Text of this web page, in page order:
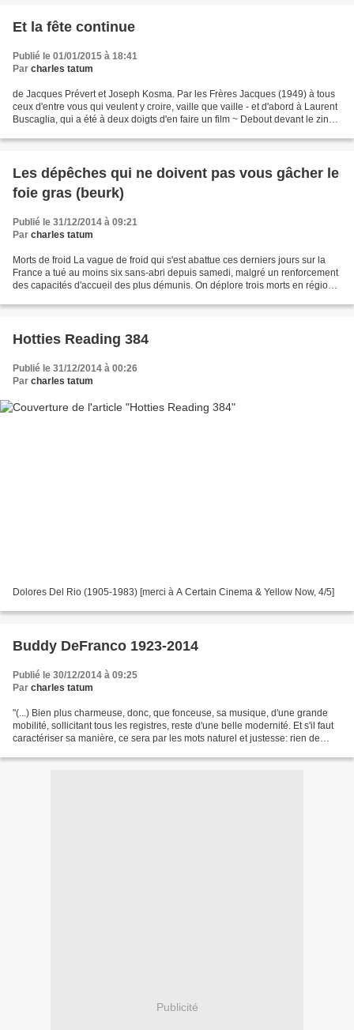
Et la fête continue
Publié le 01/01/2015 à 18:41
Par charles tatum
de Jacques Prévert et Joseph Kosma. Par les Frères Jacques (1949) à tous
ceux d'entre vous qui veulent y croire, vaille que vaille - et d'abord à Laurent
Buscaglia, qui a été à deux doigts d'en faire un film ~ Debout devant le zinc
Les dépêches qui ne doivent pas vous gâcher le
foie gras (beurk)
Publié le 31/12/2014 à 09:21
Par charles tatum
Morts de froid La vague de froid qui s'est abattue ces derniers jours sur la
France a tué au moins six sans-abri depuis samedi, malgré un renforcement
des capacités d'accueil des plus démunis. On déplore trois morts en région
Hotties Reading 384
Publié le 31/12/2014 à 00:26
Par charles tatum
Dolores Del Rio (1905-1983) [merci à A Certain Cinema & Yellow Now, 4/5]
Buddy DeFranco 1923-2014
Publié le 30/12/2014 à 09:25
Par charles tatum
"(...) Bien plus charmeuse, donc, que fonceuse, sa musique, d'une grande
mobilité, sollicitant tous les registres, reste d'une belle modernité. Et s'il faut
caractériser sa manière, ce sera par les mots naturel et justesse: rien de
Publicité